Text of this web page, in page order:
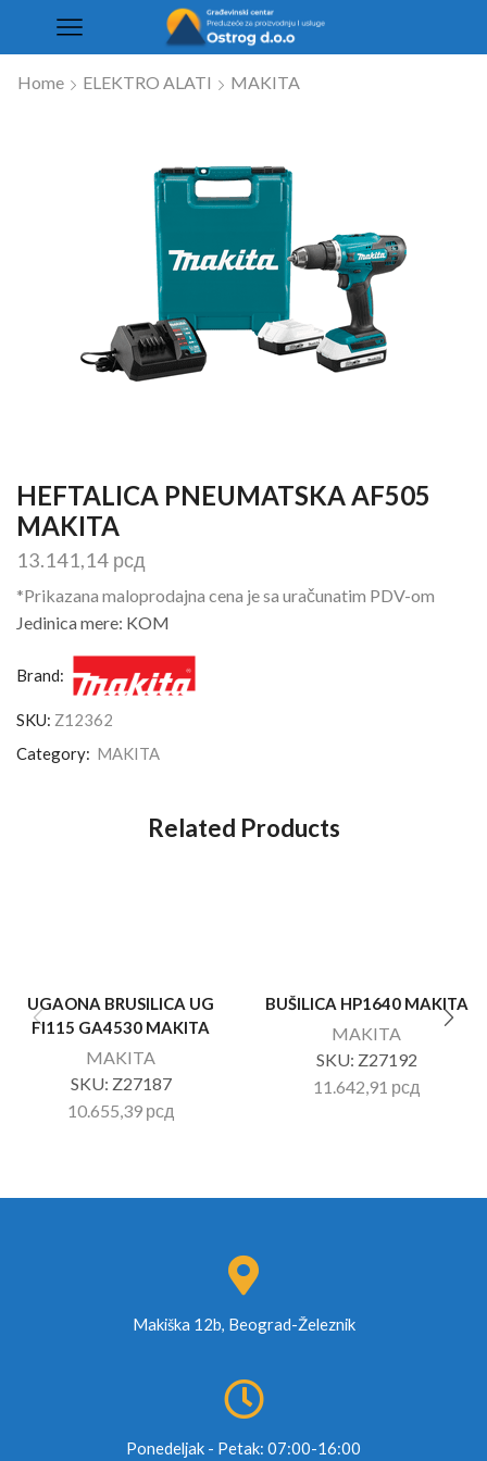
Home ELEKTRO ALATI MAKITA
HEFTALICA PNEUMATSKA AF505
MAKITA
13.141,14 рсд
*Prikazana maloprodajna cena je sa uračunatim PDV-om
Jedinica mere: KOM
Brand:
SKU: Z12362
Category: MAKITA
Related Products
UGAONA BRUSILICA UG
FI115 GA4530 MAKITA
MAKITA
SKU: Z27187
10.655,39 рсд
BUŠILICA HP1640 MAKITA
MAKITA
SKU: Z27192
11.642,91 рсд
Makiška 12b, Beograd-Železnik
Ponedeljak - Petak: 07:00-16:00